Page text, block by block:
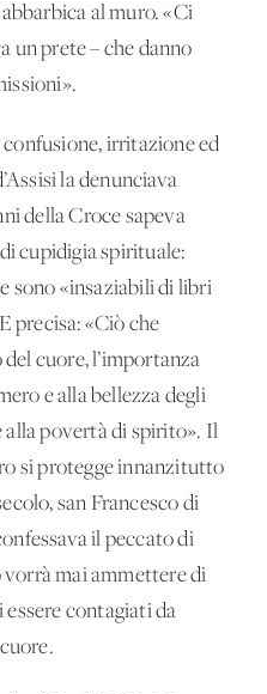
al muro. «Ci
un prete – che danno
irritazione ed
la denunciava
della Croce sapeva
cupidigia spirituale:
sono «insaziabili di libri
precisa: «Ciò che
cuore, l’importanza
e alla bellezza degli
povertà di spirito». Il
si protegge innanzitutto
san Francesco di
il peccato di
vorrà mai ammettere di
contagiati da
il cuore.